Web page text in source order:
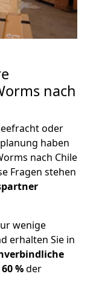
nach
oder
haben
nach Chile
Fragen stehen
wenige
erhalten Sie in
%der